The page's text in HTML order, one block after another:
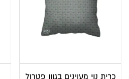
כרית נוי מעוינים בגוון פטרול